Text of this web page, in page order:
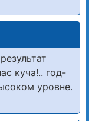
куча!.. год-
уровне.